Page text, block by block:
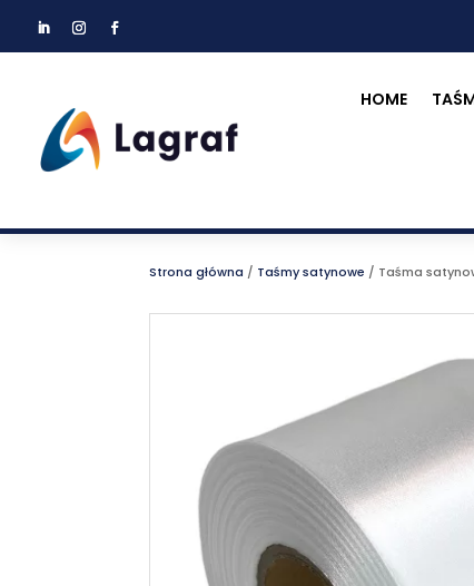
HOME
Strona główna / Taśmy satynowe / Taśma